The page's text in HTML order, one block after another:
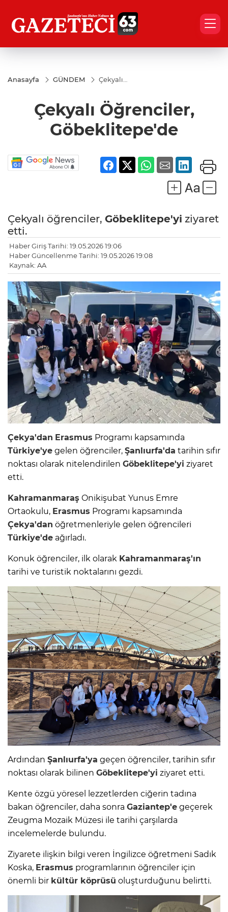
Anasayfa GÜNDEM
Çekyalı
Çekyalı Öğrenciler,
Göbeklitepe'de
Çekyalı öğrenciler, Göbeklitepe'yi ziyaret
etti.
Haber Giriş Tarihi: 19.05.2026 19:06
Haber Güncellenme Tarihi: 19.05.2026 19:08
Kaynak: AA
Çekya'dan Erasmus Programı kapsamında
Türkiye'ye gelen öğrenciler, Şanlıurfa'da tarihin sıfır
noktası olarak nitelendirilen Göbeklitepe'yi ziyaret
etti.
Kahramanmaraş Onikişubat Yunus Emre
Ortaokulu, Erasmus Programı kapsamında
Çekya'dan öğretmenleriyle gelen öğrencileri
Türkiye'de ağırladı.
Konuk öğrenciler, ilk olarak Kahramanmaraş'ın
tarihi ve turistik noktalarını gezdi.
Ardından Şanlıurfa'ya geçen öğrenciler, tarihin sıfır
noktası olarak bilinen Göbeklitepe'yi ziyaret etti.
Kente özgü yöresel lezzetlerden ciğerin tadına
bakan öğrenciler, daha sonra Gaziantep'e geçerek
Zeugma Mozaik Müzesi ile tarihi çarşılarda
incelemelerde bulundu.
Ziyarete ilişkin bilgi veren İngilizce öğretmeni Sadık
Koska, Erasmus programlarının öğrenciler için
önemli bir kültür köprüsü oluşturduğunu belirtti.